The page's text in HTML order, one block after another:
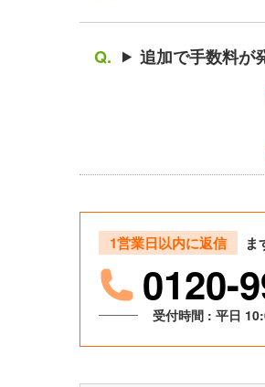
追加で手数料が
1営業日以内に返信 ま
0120-
受付時間 : 平日